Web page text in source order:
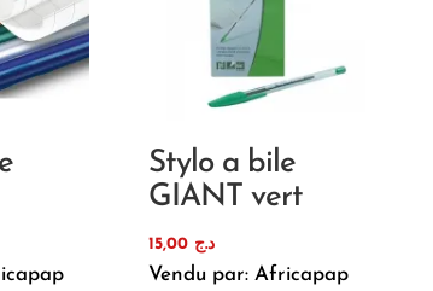
Stylo a bile
GIANT vert
د.ج 15,00
Vendu par: Africapap